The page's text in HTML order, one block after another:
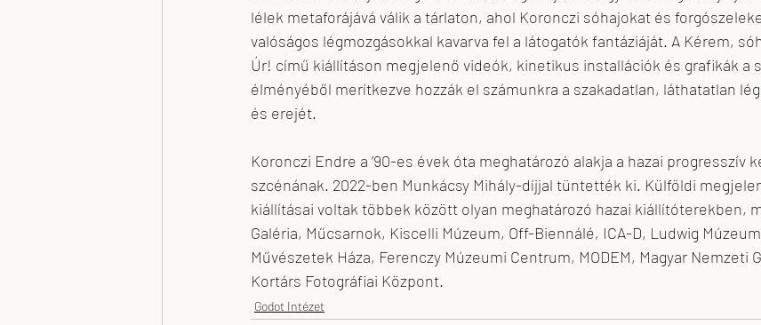
lélek metaforájává válik a tárlaton, ahol Koronczi sóhajokat és
valóságos légmozgásokkal kavarva fel a látogatók fantáziáját. A Kérem,
Úr! című kiállításon megjelenő videók, kinetikus installációk és grafikák a
élményéből merítkezve hozzák el számunkra a szakadatlan, láthatatlan
és erejét.
Koronczi Endre a ’90-es évek óta meghatározó alakja a hazai progresszív
szcénának. 2022-ben Munkácsy Mihály-díjjal tüntették ki. Külföldi
kiállításai voltak többek között olyan meghatározó hazai kiállítóterekben,
Galéria, Műcsarnok, Kiscelli Múzeum, Off-Biennálé, ICA-D, Ludwig
Művészetek Háza, Ferenczy Múzeumi Centrum, MODEM, Magyar Nemzeti
Kortárs Fotográfiai Központ.
Godot Intézet